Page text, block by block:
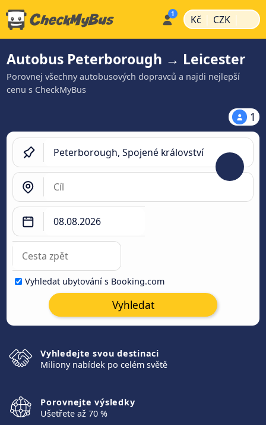
Kč | CZK |
Autobus Peterborough → Leicester
Porovnej všechny autobusových dopravců a najdi nejlepší
cenu s CheckMyBus
1
Vyhledat ubytování s Booking.com
Vyhledat
Vyhledejte svou destinaci
Miliony nabídek po celém světě
Porovnejte výsledky
Ušetřete až 70 %